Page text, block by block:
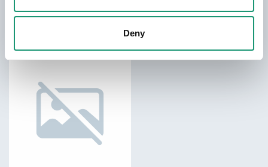
Deny
Produits certifiés